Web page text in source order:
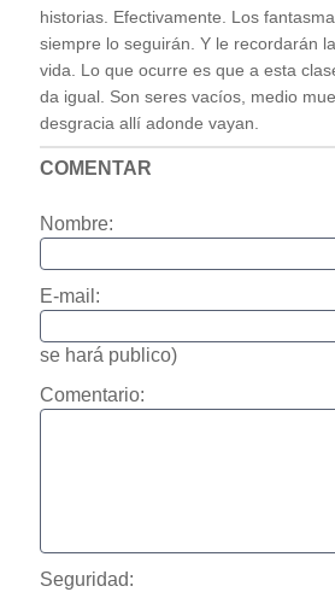
historias. Efectivamente. Los
siempre lo seguirán. Y le recordarán
vida. Lo que ocurre es que a esta
da igual. Son seres vacíos, medio
desgracia allí adonde vayan.
COMENTAR
Nombre:
E-mail:
se hará publico)
Comentario:
Seguridad: